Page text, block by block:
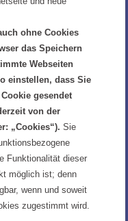
ohne Cookies
das Speichern
Webseiten
einstellen, dass Sie
gesendet
von der
„Cookies“). Sie
Funktionalität dieser
möglich ist; denn
wenn und soweit
zugestimmt wird.